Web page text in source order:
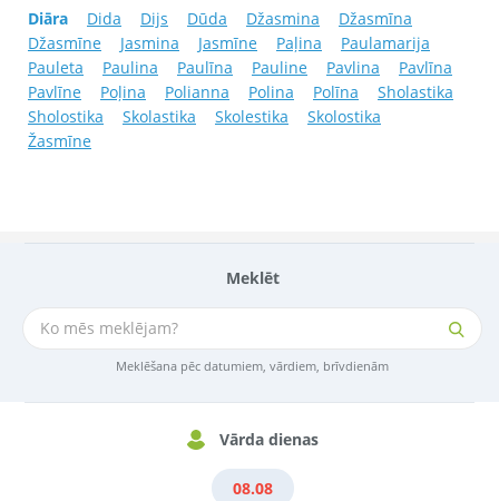
Meklēt
Meklēšana pēc datumiem, vārdiem, brīvdienām
Vārda dienas
08.08
Diāra Dida Dijs Dūda Džasmina
Džasmīna
Džasmīne
Jasmina Jasmīne Paļina
Paulamarija
Pauleta
Paulina Paulīna Pauline Pavlina
Pavlīna
Pavlīne
Poļina Polianna Polina Polīna
Sholastika
Sholostika
Skolastika Skolestika
Skolostika
Žasmīne